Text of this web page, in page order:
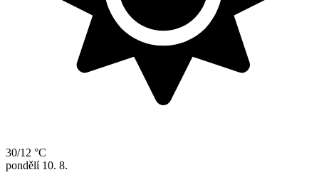
30/12 °C
pondělí 10. 8.